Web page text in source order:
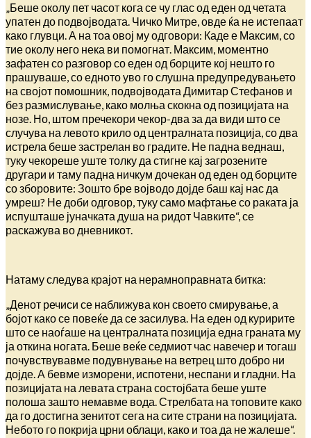
„Беше околу пет часот кога се чу глас од еден од четата
упатен до подвојводата. Чичко Митре, овде ќа не истепаат
како глувци. А на тоа овој му одговори: Каде е Максим, со
тие околу него нека ви помогнат. Максим, моментно
зафатен со разговор со еден од борците кој нешто го
прашуваше, со едното уво го слушна предупредувањето
на својот помошник, подвојводата Димитар Стефанов и
без размислување, како молња скокна од позицијата на
нозе. Но, штом пречекори чекор-два за да види што се
случува на левото крило од централната позиција, со два
истрела беше застрелан во градите. Не падна веднаш,
туку чекореше уште толку да стигне кај загрозените
другари и таму падна ничкум дочекан од еден од борците
со зборовите: Зошто бре војводо дојде баш кај нас да
умреш? Не доби одговор, туку само мафтање со раката ја
испушташе јуначката душа на ридот Чавките“, се
раскажува во дневникот.
Натаму следува крајот на нерамноправната битка:
„Денот речиси се наближува кон своето смирување, а
бојот како се повеќе да се засилува. На еден од куририте
што се наоѓаше на централната позиција една граната му
ја откина ногата. Беше веќе седмиот час навечер и тогаш
почувствувавме подувнување на ветрец што добро ни
дојде. А бевме изморени, испотени, неспани и гладни. На
позицијата на левата страна состојбата беше уште
полоша зашто немавме вода. Стрелбата на топовите како
да го достигна зенитот сега на сите страни на позицијата.
Небото го покрија црни облаци, како и тоа да не жалеше“.